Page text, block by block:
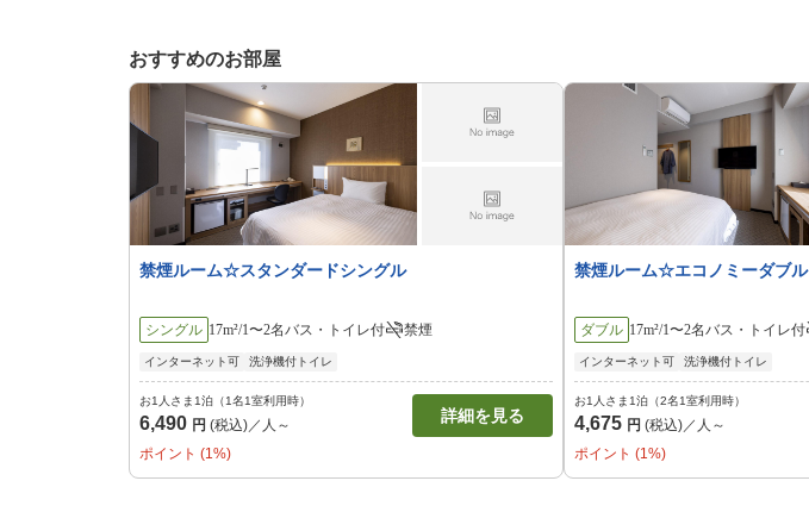
おすすめのお部屋
禁煙ルーム☆スタンダードシングル
シングル 17m²/1〜2名バス・トイレ付 禁煙
インターネット可 洗浄機付トイレ
お1人さま1泊（1名1室利用時）
6,490 円 (税込)／人～ 詳細を見る
ポイント (1%)
禁煙ルーム☆エコノミーダブル
ダブル 17m²/1〜2名バス・トイレ付
インターネット可 洗浄機付トイレ
お1人さま1泊（2名1室利用時）
4,675 円 (税込)／人～
ポイント (1%)